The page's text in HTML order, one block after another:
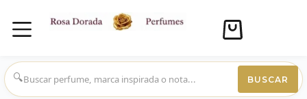
Saltar
al
contenido
Carro
compra
🔍
BUSCAR